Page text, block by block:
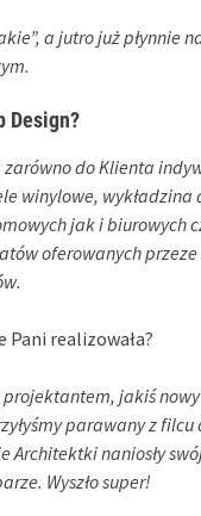
a jutro już płynnie
Design?
zarówno do Klienta
winylowe, wykładzina
jak i biurowych
oferowanych
realizowała?
jakiś
parawany z
Architektki naniosły
Wyszło super!